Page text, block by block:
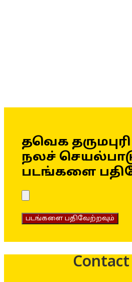
தவெக
நலச்
படங்களை
படங்களை பதிவேற்றவும்
Contact